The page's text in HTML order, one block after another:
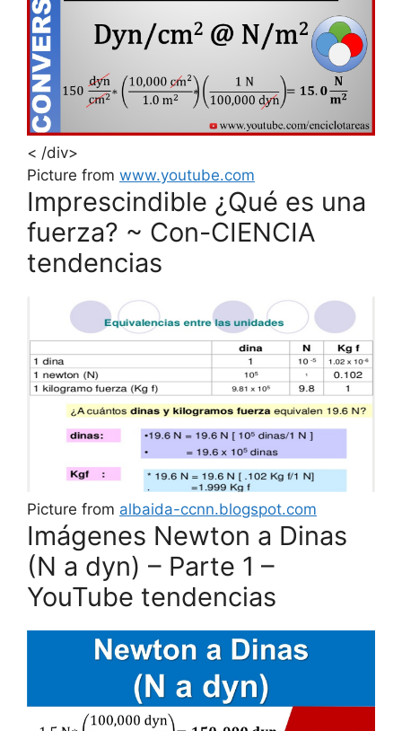
< /div>
Picture from www.youtube.com
Imprescindible ¿Qué es una
fuerza? ~ Con-CIENCIA
tendencias
Picture from albaida-ccnn.blogspot.com
Imágenes Newton a Dinas
(N a dyn) – Parte 1 –
YouTube tendencias